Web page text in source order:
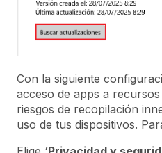
Con la siguiente
acceso de apps a
riesgos de recopilación
uso de tus dispositivos.